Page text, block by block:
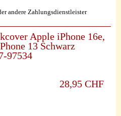
andere Zahlungsdienstleister
Apple iPhone 16e,
13 Schwarz
97534
28,95 CHF